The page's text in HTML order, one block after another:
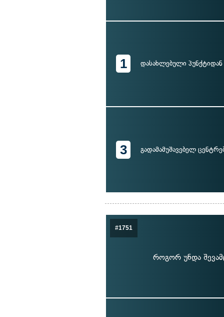
1 დასახლებული
3 გადამამუშავებელ
#1751
როგორ უნდა